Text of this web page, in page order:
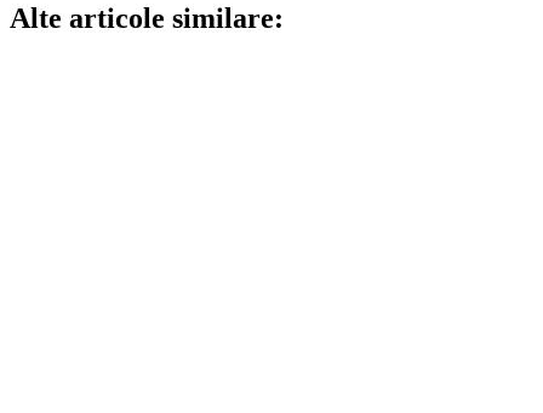
Alte articole similare: